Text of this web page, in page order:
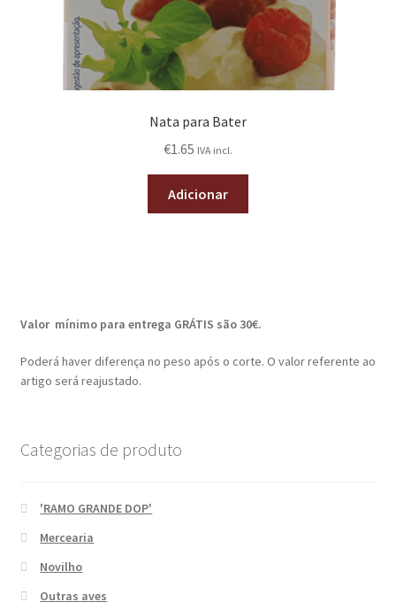
Nata para Bater
€1.65 IVA incl.
Adicionar
Valor mínimo para entrega GRÁTIS são 30€.
Poderá haver diferença no peso após o corte. O valor referente ao
artigo será reajustado.
Categorias de produto
'RAMO GRANDE DOP'
Mercearia
Novilho
Outras aves